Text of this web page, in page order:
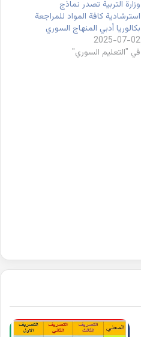
وزارة التربية تصدر نماذج
استرشادية كافة المواد للمراجعة
بكالوريا أدبي المنهاج السوري
2025-07-02
في "التعليم السوري"